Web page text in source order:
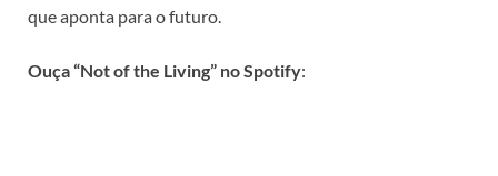
que aponta para o futuro.​
Ouça “Not of the Living” no Spotify: